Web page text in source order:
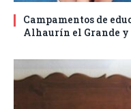
Campamentos de
Alhaurín el Grande